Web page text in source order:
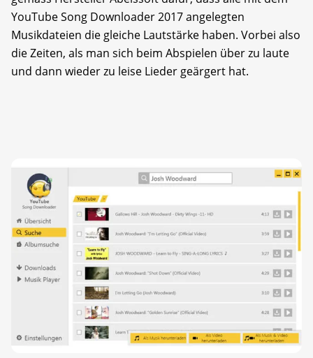
YouTube Song Downloader 2017 angelegten
Musikdateien die gleiche Lautstärke haben. Vorbei also
die Zeiten, als man sich beim Abspielen über zu laute
und dann wieder zu leise Lieder geärgert hat.